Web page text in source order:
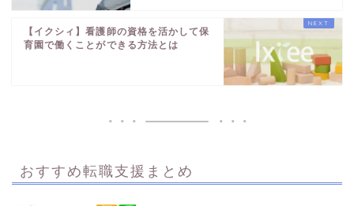
【イクシィ】看護師の資格を活かして保
育園で働くことができる方法とは
おすすめ転職支援まとめ